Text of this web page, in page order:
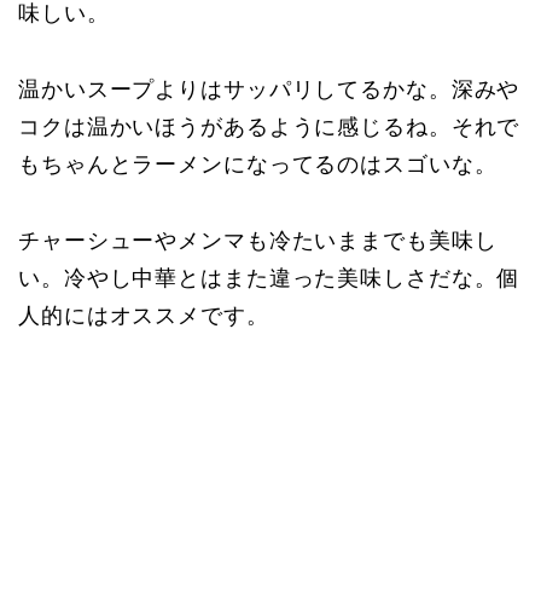
味しい。
温かいスープよりはサッパリしてるかな。深みや
コクは温かいほうがあるように感じるね。それで
もちゃんとラーメンになってるのはスゴいな。
チャーシューやメンマも冷たいままでも美味し
い。冷やし中華とはまた違った美味しさだな。個
人的にはオススメです。